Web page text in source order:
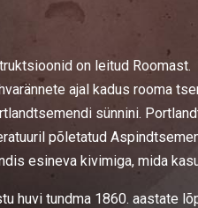
on leitud
ajal kadus rooma
sünnini.
põletatud
esineva kivimiga, mida
huvi tundma 1860. aastate